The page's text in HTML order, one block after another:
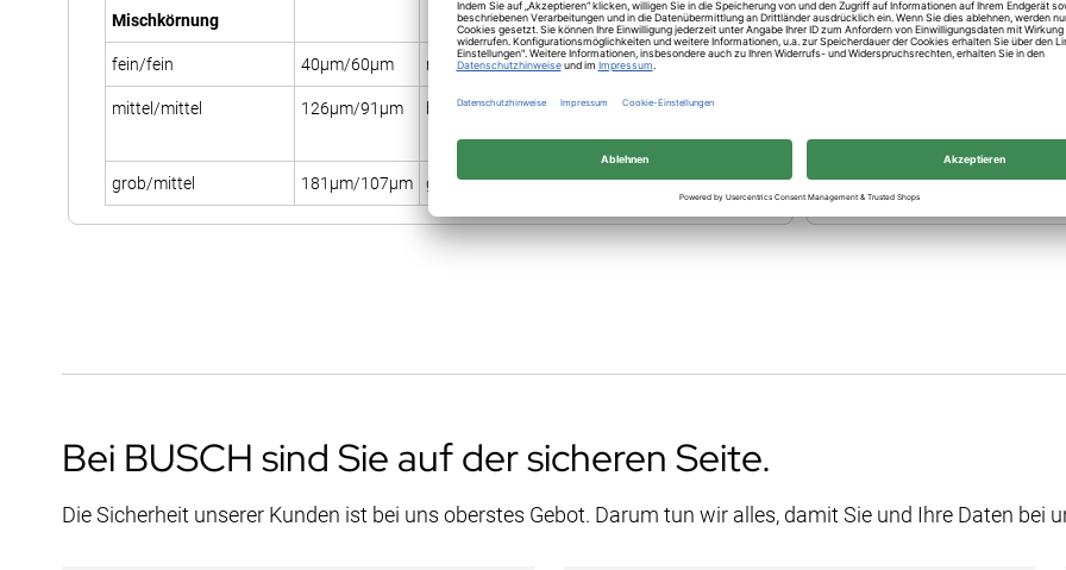
Mischkörnung
fein/fein 40µm/60µm rot/rot Feinkorrektur
mittel/mittel 126µm/91µm blau/blau
Abutmentkorrektur,
Chipping
grob/mittel 181µm/107µm grün/blau Trepanieren, Trennen
Figur
Bei BUSCH sind Sie auf der sicheren Seite.
Die Sicherheit unserer Kunden ist bei uns oberstes Gebot. Darum tun wir alles, damit Sie und Ihre Daten bei